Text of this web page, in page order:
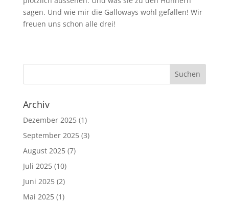
sagen. Und wie mir die Galloways wohl gefallen! Wir
freuen uns schon alle drei!
Archiv
Dezember 2025(1)
September 2025(3)
August 2025(7)
Juli 2025(10)
Juni 2025(2)
Mai 2025(1)